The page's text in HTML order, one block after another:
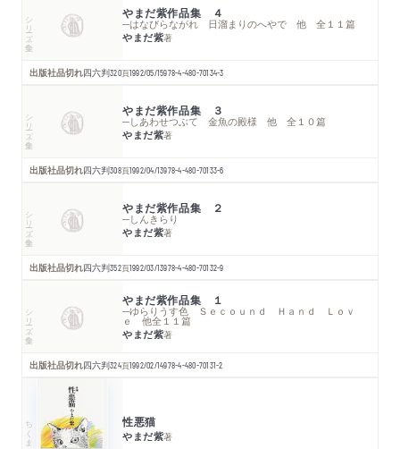
シリーズ・全集 やまだ紫作品集 ４
─はなびらながれ 日溜まりのへやで 他 全１１篇
やまだ紫著
出版社品切れ四六判320頁1992/05/15978-4-480-70134-3
シリーズ・全集 やまだ紫作品集 ３
─しあわせつぶて 金魚の殿様 他 全１０篇
やまだ紫著
出版社品切れ四六判308頁1992/04/13978-4-480-70133-6
シリーズ・全集 やまだ紫作品集 ２
─しんきらり
やまだ紫著
出版社品切れ四六判352頁1992/03/13978-4-480-70132-9
シリーズ・全集
やまだ紫作品集 １
─ゆらりうす色 Ｓｅｃｏｕｎｄ Ｈａｎｄ Ｌｏｖ
ｅ 他全１１篇
やまだ紫著
出版社品切れ四六判324頁1992/02/14978-4-480-70131-2
ちくま文庫 性悪猫
やまだ紫著